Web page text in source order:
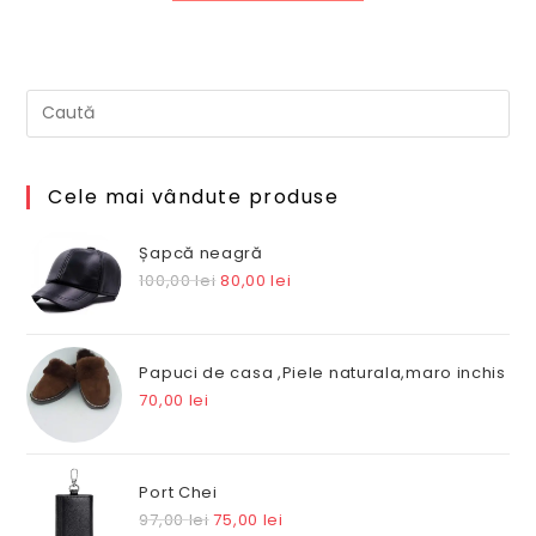
530,00 lei.
Cele mai vândute produse
Șapcă neagră
100,00lei Prețul
fost:
80,00lei
80,00 lei.
Papuci de casa ,Piele naturala,maro inchis
70,00 lei
Port Chei
97,00leiPrețul
75,00 lei